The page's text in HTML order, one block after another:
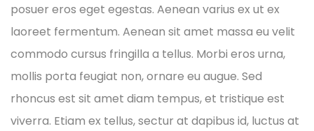
posuer eros eget egestas. Aenean varius ex ut ex
laoreet fermentum. Aenean sit amet massa eu velit
commodo cursus fringilla a tellus. Morbi eros urna,
mollis porta feugiat non, ornare eu augue. Sed
rhoncus est sit amet diam tempus, et tristique est
viverra. Etiam ex tellus, sectur at dapibus id, luctus at